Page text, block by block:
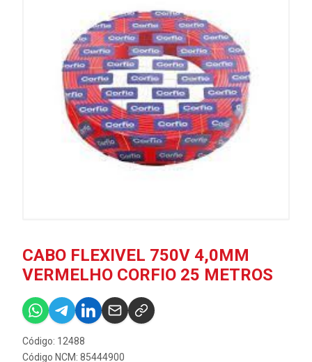
CABO FLEXIVEL 750V 4,0MM
VERMELHO CORFIO 25 METROS
Código: 12488
Código NCM: 85444900